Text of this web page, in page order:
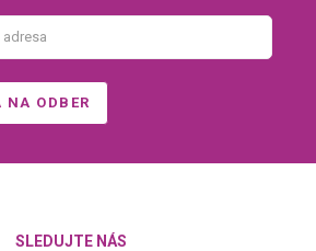
SLEDUJTE NÁS